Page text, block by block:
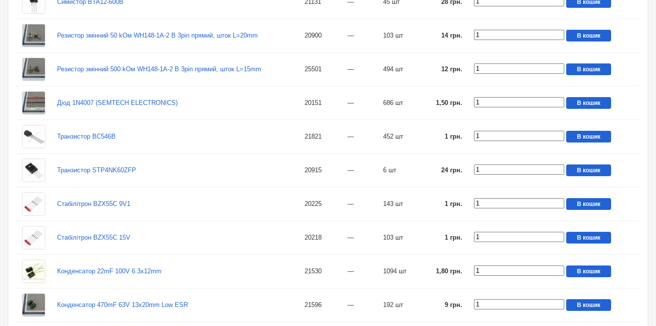
Симистор BTA12-600B 21131 — 45 шт 28 грн. В кошик
Резистор змінний 50 kОм WH148-1A-2 B 3pin прямий, шток L=20mm 20900 — 103 шт 14 грн. В кошик
Резистор змінний 500 kОм WH148-1A-2 B 3pin прямий, шток L=15mm 25501 — 494 шт 12 грн. В кошик
Діод 1N4007 (SEMTECH ELECTRONICS) 20151 — 686 шт 1,50 грн. В кошик
Транзистор BC546B 21821 — 452 шт 1 грн. В кошик
Транзистор STP4NK60ZFP 20915 — 6 шт 24 грн. В кошик
Стабілітрон BZX55C 9V1 20225 — 143 шт 1 грн. В кошик
Стабілітрон BZX55C 15V 20218 — 103 шт 1 грн. В кошик
Конденсатор 22mF 100V 6.3x12mm 21530 — 1094 шт 1,80 грн. В кошик
Конденсатор 470mF 63V 13x20mm Low ESR 21596 — 192 шт 9 грн. В кошик